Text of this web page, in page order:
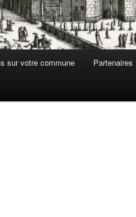
sur votre commune Partenaires